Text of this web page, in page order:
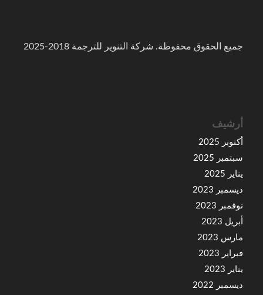
جميع الحقوق محفوظة. شركة التنوير للترجمة 2018-2025
أرشيف
أكتوبر 2025
سبتمبر 2025
يناير 2025
ديسمبر 2023
نوفمبر 2023
أبريل 2023
مارس 2023
فبراير 2023
يناير 2023
ديسمبر 2022